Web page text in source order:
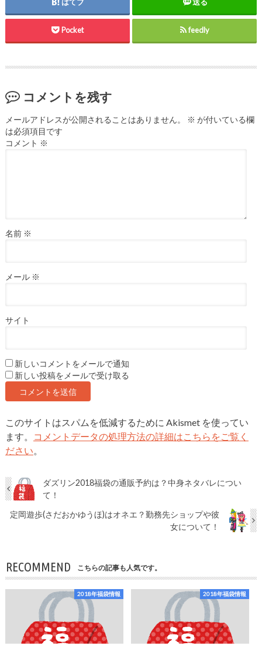
はてブ 送る
Pocket feedly
コメントを残す
メールアドレスが公開されることはありません。 ※ が付いている欄
は必須項目です
コメント ※
名前 ※
メール ※
サイト
新しいコメントをメールで通知
新しい投稿をメールで受け取る
このサイトはスパムを低減するために Akismet を使ってい
ます。
コメントデータの処理方法の詳細はこちらをご覧く
ださい
ダズリン2018福袋の通販予約は？中身ネタバレについ
て！
定岡遊歩(さだおかゆうほ)はオネエ？勤務先ショップや彼
女について！
RECOMMEND こちらの記事も人気です。
2018年福袋情報 2018年福袋情報